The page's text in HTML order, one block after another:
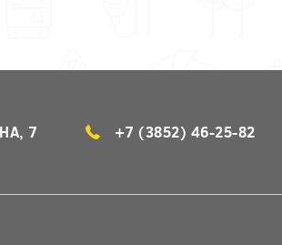
7 +7 (3852) 46-25-82